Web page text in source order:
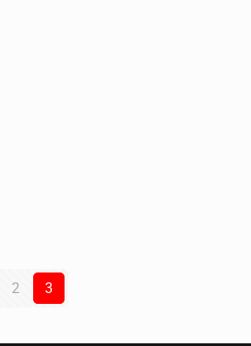
2 3